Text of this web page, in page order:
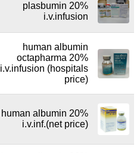
plasbumin 20%
i.v.infusion
human albumin
octapharma 20%
i.v.infusion (hospitals
price)
human albumin 20%
i.v.inf.(net price)